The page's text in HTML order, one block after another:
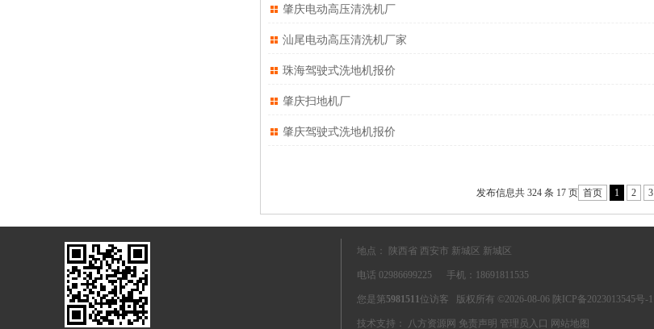
肇庆电动高压清洗机厂
汕尾电动高压清洗机厂家
珠海驾驶式洗地机报价
肇庆扫地机厂
肇庆驾驶式洗地机报价
发布信息共 324 条 17 页 首页 1 2 3
地点： 陕西省 西安市 新城区 新城区
电话 02986699225 手机：18691811535
您是第5981511位访客 版权所有 ©2026-08-06 陕ICP备2023013545号-1
技术支持： 八方资源网 免责声明 管理员入口 网站地图